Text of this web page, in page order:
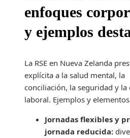
enfoques
y ejemplos
La RSE en Nueva Zelanda
explícita a la salud mental, la
conciliación, la seguridad y la
laboral. Ejemplos y
Jornadas flexibles y
jornada reducida: